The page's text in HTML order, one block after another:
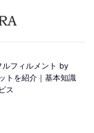
ルフィルメント by
トを紹介｜基本知識
ス